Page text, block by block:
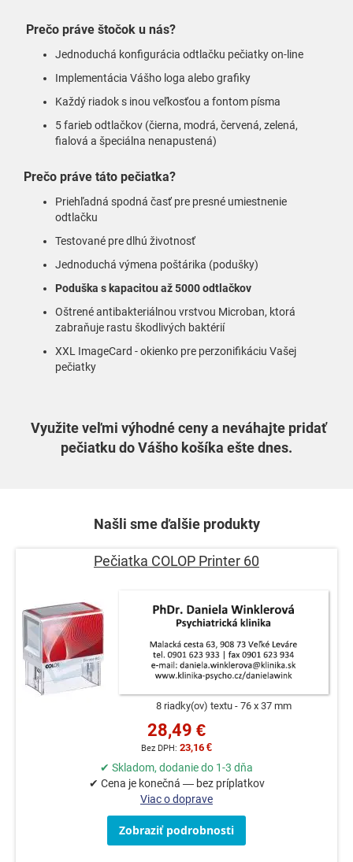
Prečo práve štočok u nás?
Jednoduchá konfigurácia odtlačku pečiatky on-line
Implementácia Vášho loga alebo grafiky
Každý riadok s inou veľkosťou a fontom písma
5 farieb odtlačkov (čierna, modrá, červená, zelená,
fialová a špeciálna nenapustená)
Prečo práve táto pečiatka?
Priehľadná spodná časť pre presné umiestnenie
odtlačku
Testované pre dlhú životnosť
Jednoduchá výmena poštárika (podušky)
Poduška s kapacitou až 5000 odtlačkov
Oštrené antibakteriálnou vrstvou Microban, ktorá
zabraňuje rastu škodlivých baktérií
XXL ImageCard - okienko pre perzonifikáciu Vašej
pečiatky
Využite veľmi výhodné ceny a neváhajte pridať
pečiatku do Vášho košíka ešte dnes.
Našli sme ďalšie produkty
Pečiatka COLOP Printer 60
8 riadky(ov) textu 76 x 37 mm
28,49 €
23,16 €
✔ Skladom, dodanie do 1-3 dňa
✔ Cena je konečná — bez príplatkov
Viac o doprave
Zobraziť podrobnosti